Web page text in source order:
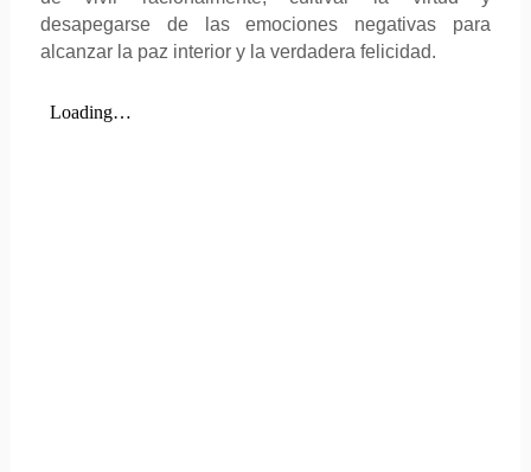
desapegarse de las emociones negativas para
alcanzar la paz interior y la verdadera felicidad.